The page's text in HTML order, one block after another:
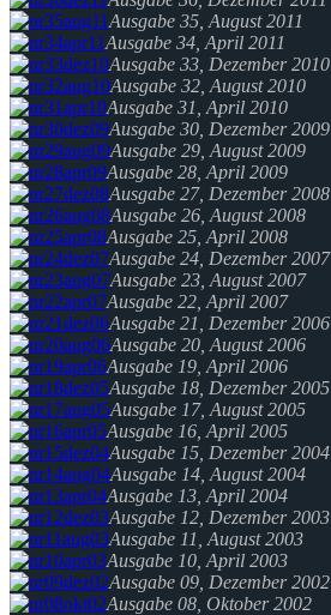
Ausgabe 35, August 2011
Ausgabe 34, April 2011
Ausgabe 33, Dezember 2010
Ausgabe 32, August 2010
Ausgabe 31, April 2010
Ausgabe 30, Dezember 2009
Ausgabe 29, August 2009
Ausgabe 28, April 2009
Ausgabe 27, Dezember 2008
Ausgabe 26, August 2008
Ausgabe 25, April 2008
Ausgabe 24, Dezember 2007
Ausgabe 23, August 2007
Ausgabe 22, April 2007
Ausgabe 21, Dezember 2006
Ausgabe 20, August 2006
Ausgabe 19, April 2006
Ausgabe 18, Dezember 2005
Ausgabe 17, August 2005
Ausgabe 16, April 2005
Ausgabe 15, Dezember 2004
Ausgabe 14, August 2004
Ausgabe 13, April 2004
Ausgabe 12, Dezember 2003
Ausgabe 11, August 2003
Ausgabe 10, April 2003
Ausgabe 09, Dezember 2002
Ausgabe 08, Oktober 2002